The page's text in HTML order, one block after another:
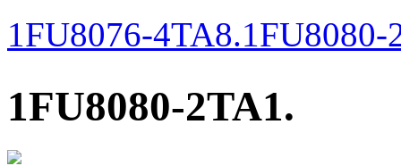
1FU8076-4TA8.1FU8080-
1FU8080-2TA1.